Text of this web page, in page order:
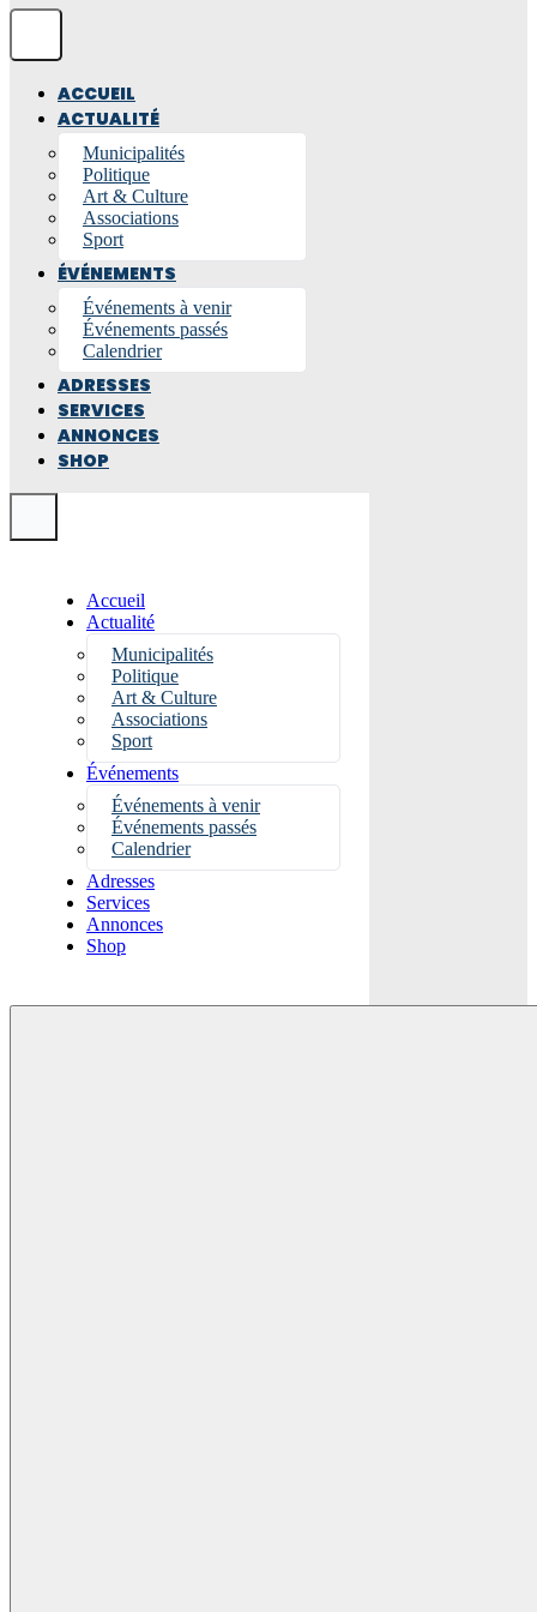
ACCUEIL
ACTUALITÉ
Municipalités
Politique
Art & Culture
Associations
Sport
ÉVÉNEMENTS
Événements à venir
Événements passés
Calendrier
ADRESSES
SERVICES
ANNONCES
SHOP
Accueil
Actualité
Municipalités
Politique
Art & Culture
Associations
Sport
Événements
Événements à venir
Événements passés
Calendrier
Adresses
Services
Annonces
Shop